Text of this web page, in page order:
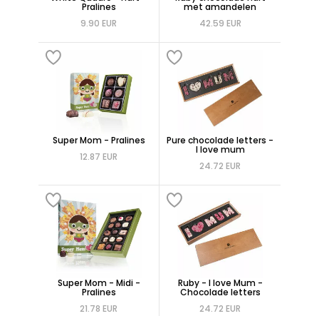
Pralines
9.90 EUR
met amandelen
42.59 EUR
Super Mom - Pralines
12.87 EUR
Pure chocolade letters -
I love mum
24.72 EUR
Super Mom - Midi -
Pralines
21.78 EUR
Ruby - I love Mum -
Chocolade letters
24.72 EUR